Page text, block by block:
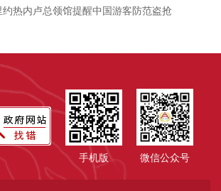
约热内卢总领馆提醒中国游客防范盗抢
手机版 微信公众号